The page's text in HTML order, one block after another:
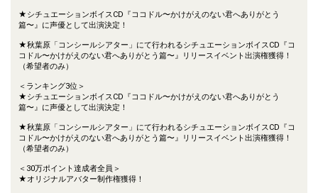
★シチュエーションボイスCD『ココドル〜かけがえのない君へありがとう
篇〜』に声優として出演決定！
★秋葉原「コンシールシアター」にて行われるシチュエーションボイスCD『コ
コドル〜かけがえのない君へありがとう篇〜』リリースイベント出演権獲得！
（希望者のみ）
＜ランキング3位＞
★シチュエーションボイスCD『ココドル〜かけがえのない君へありがとう
篇〜』に声優として出演決定！
★秋葉原「コンシールシアター」にて行われるシチュエーションボイスCD『コ
コドル〜かけがえのない君へありがとう篇〜』リリースイベント出演権獲得！
（希望者のみ）
＜30万ポイント達成者全員＞
★オリジナルアバター制作権獲得！